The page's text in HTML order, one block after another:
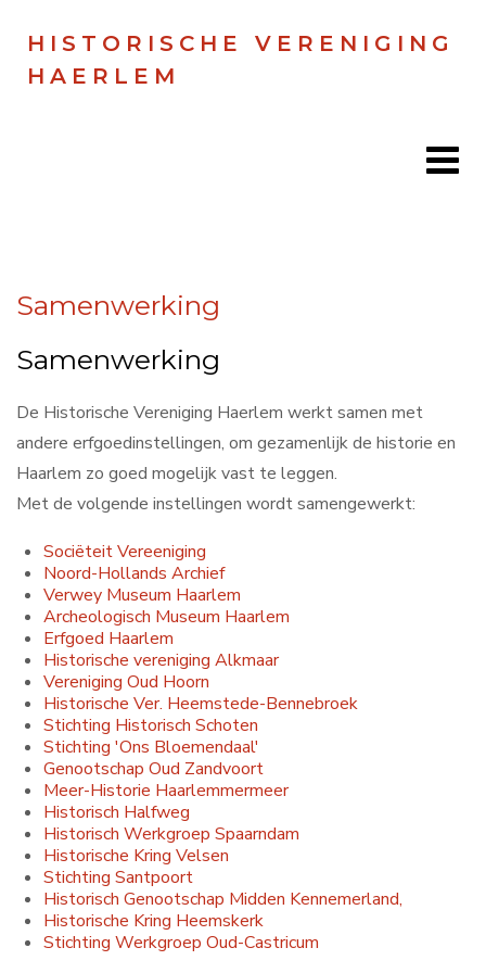
HISTORISCHE VERENIGING
HAERLEM
Doen
Zien
Lezen
Over ons
Contact
Search
...
Samenwerking
Samenwerking
De Historische Vereniging Haerlem werkt samen met
andere erfgoedinstellingen, om gezamenlijk de historie en
Haarlem zo goed mogelijk vast te leggen.
Met de volgende instellingen wordt samengewerkt:
Sociëteit Vereeniging
Noord-Hollands Archief
Verwey Museum Haarlem
Archeologisch Museum Haarlem
Erfgoed Haarlem
Historische vereniging Alkmaar
Vereniging Oud Hoorn
Historische Ver. Heemstede-Bennebroek
Stichting Historisch Schoten
Stichting 'Ons Bloemendaal'
Genootschap Oud Zandvoort
Meer-Historie Haarlemmermeer
Historisch Halfweg
Historisch Werkgroep Spaarndam
Historische Kring Velsen
Stichting Santpoort
Historisch Genootschap Midden Kennemerland,
Historische Kring Heemskerk
Stichting Werkgroep Oud-Castricum